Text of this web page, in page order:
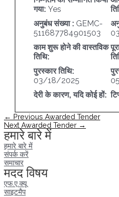
गया:Yes
अनुबंध संख्या : GEMC-
511687784901503
काम शुरू होने की वास्तविक
तिथि:
पुरस्कार तिथि:
03/18/2025
देरी के कारण, यदि कोई हों:
पोस्ट
नेविगेशन
← Previous Awarded Tender
Next Awarded Tender →
हमारे बारे में
हमारे बारे में
संपर्क करें
समाचार
मदद विषय
एफ.ए.क्यू
साइटमैप